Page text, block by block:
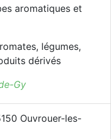
aromatiques et
légumes,
dérivés
Gy
Ouvrouer-les-